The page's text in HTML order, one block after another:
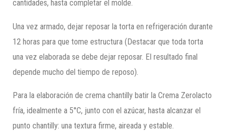
cantidades, hasta completar el molde.
Una vez armado, dejar reposar la torta en refrigeración durante
12 horas para que tome estructura (Destacar que toda torta
una vez elaborada se debe dejar reposar. El resultado final
depende mucho del tiempo de reposo).
Para la elaboración de crema chantilly batir la Crema Zerolacto
fría, idealmente a 5°C, junto con el azúcar, hasta alcanzar el
punto chantilly: una textura firme, aireada y estable.